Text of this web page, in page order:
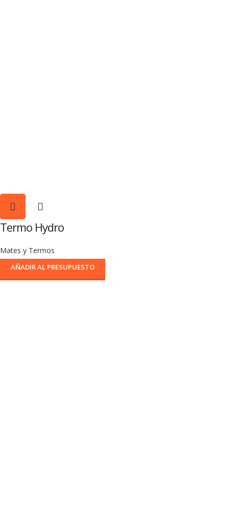
Termo Hydro
Mates y Termos
AÑADIR AL PRESUPUESTO